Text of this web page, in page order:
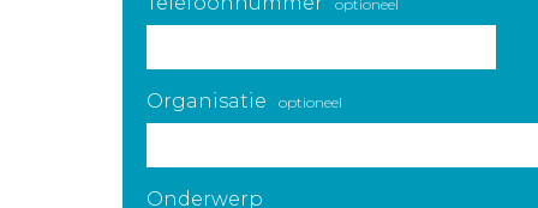
optioneel
Organisatie optioneel
Onderwerp